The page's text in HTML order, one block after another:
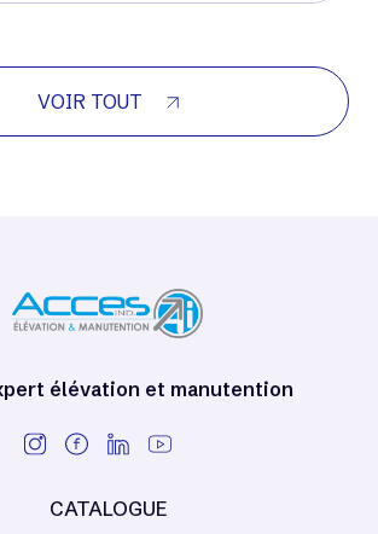
VOIR TOUT
élévation et manutention
CATALOGUE